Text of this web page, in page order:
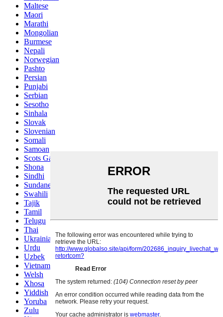
Maltese
Maori
Marathi
Mongolian
Burmese
Nepali
Norwegian
Pashto
Persian
Punjabi
Serbian
Sesotho
Sinhala
Slovak
Slovenian
Somali
Samoan
Scots Gaelic
Shona
Sindhi
Sundanese
Swahili
Tajik
Tamil
Telugu
Thai
Ukrainian
Urdu
Uzbek
Vietnamese
Welsh
Xhosa
Yiddish
Yoruba
Zulu